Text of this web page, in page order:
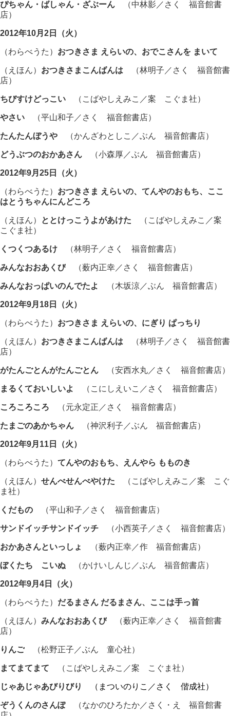
ぴちゃん・ばしゃん・ざぶーん （中林影／さく 福音館書
店）
2012年10月2日（火）
（わらべうた） おつきさま えらいの、おでこさんを まいて
（えほん） おつきさまこんばんは （林明子／さく 福音館書
店）
ちびすけどっこい （こばやしえみこ／案 こぐま社）
やさい （平山和子／さく 福音館書店）
たんたんぼうや （かんざわとしこ／ぶん 福音館書店）
どうぶつのおかあさん （小森厚／ぶん 福音館書店）
2012年9月25日（火）
（わらべうた） おつきさま えらいの、てんやのおもち、ここ
はとうちゃんにんどころ
（えほん） ととけっこうよがあけた
（こばやしえみこ／案
こぐま社）
くつくつあるけ （林明子／さく 福音館書店）
みんなおおあくび （薮内正幸／さく 福音館書店）
みんなおっぱいのんでたよ （木坂涼／ぶん 福音館書店）
2012年9月18日（火）
（わらべうた） おつきさま えらいの、にぎり ぱっちり
（えほん） おつきさまこんばんは （林明子／さく 福音館書
店）
がたんごとんがたんごとん （安西水丸／さく 福音館書店）
まるくておいしいよ （こにしえいこ／さく 福音館書店）
ころころころ （元永定正／さく 福音館書店）
たまごのあかちゃん （神沢利子／ぶん 福音館書店）
2012年9月11日（火）
（わらべうた） てんやのおもち、えんやら もものき
（えほん） せんべせんべやけた （こばやしえみこ／案 こぐ
ま社）
くだもの （平山和子／さく 福音館書店）
サンドイッチサンドイッチ （小西英子／さく 福音館書店）
おかあさんといっしょ （薮内正幸／作 福音館書店）
ぼくたち こいぬ （かけいしんじ／ぶん 福音館書店）
2012年9月4日（火）
（わらべうた） だるまさん だるまさん、ここは手っ首
（えほん） みんなおおあくび （薮内正幸／さく 福音館書
店）
りんご （松野正子／ぶん 童心社）
まてまてまて （こばやしえみこ／案 こぐま社）
じゃあじゃあびりびり （まついのりこ／さく 偕成社）
ぞうくんのさんぽ
（なかのひろたか／さく・え 福音館書